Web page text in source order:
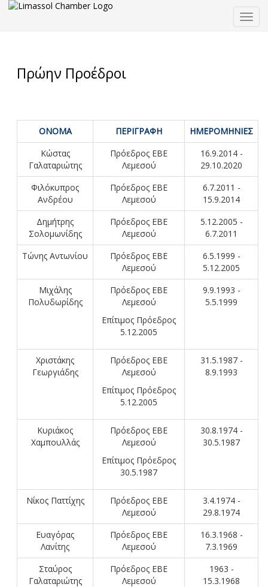
Πρώην Προέδροι
ΟΝΟΜΑ ΠΕΡΙΓΡΑΦΗ
ΗΜΕΡΟΜΗΝΙΕΣ
Κώστας
Γαλαταριώτης
Πρόεδρος ΕΒΕ
Λεμεσού
16.9.2014 -
29.10.2020
Φιλόκυπρος
Ανδρέου
Πρόεδρος ΕΒΕ
Λεμεσού
6.7.2011 -
15.9.2014
Δημήτρης
Σολομωνίδης
Πρόεδρος ΕΒΕ
Λεμεσού
5.12.2005 -
6.7.2011
Τώνης Αντωνίου
Πρόεδρος ΕΒΕ
Λεμεσού
6.5.1999 -
5.12.2005
Μιχάλης
Πολυδωρίδης
Πρόεδρος ΕΒΕ
Λεμεσού
Επίτιμος Πρόεδρος
5.12.2005
9.9.1993 -
5.5.1999
Χριστάκης
Γεωργιάδης
Πρόεδρος ΕΒΕ
Λεμεσού
Επίτιμος Πρόεδρος
5.12.2005
31.5.1987 -
8.9.1993
Κυριάκος
Χαμπουλλάς
Πρόεδρος ΕΒΕ
Λεμεσού
Επίτιμος Πρόεδρος
30.5.1987
30.8.1974 -
30.5.1987
Νίκος Παττίχης
Πρόεδρος ΕΒΕ
Λεμεσού
3.4.1974 -
29.8.1974
Ευαγόρας
Λανίτης
Πρόεδρος ΕΒΕ
Λεμεσού
16.3.1968 -
7.3.1969
Σταύρος
Γαλαταριώτης
Πρόεδρος ΕΒΕ
Λεμεσού
1963 -
15.3.1968